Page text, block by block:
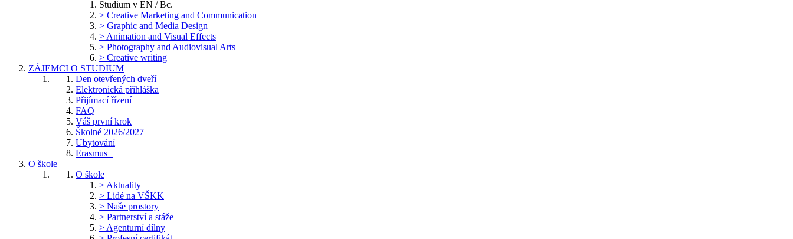
Studium v EN / Bc.
> Creative Marketing and Communication
> Graphic and Media Design
> Animation and Visual Effects
> Photography and Audiovisual Arts
> Creative writing
ZÁJEMCI O STUDIUM
Den otevřených dveří
Elektronická přihláška
Přijímací řízení
FAQ
Váš první krok
Školné 2026/2027
Ubytování
Erasmus+
O škole
O škole
> Aktuality
> Lidé na VŠKK
> Naše prostory
> Partnerství a stáže
> Agenturní dílny